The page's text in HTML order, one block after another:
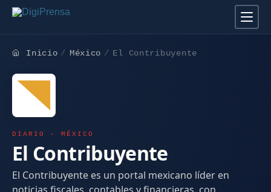
Inicio México El Contribuyente
DIARIO · MÉXICO
El Contribuyente
El Contribuyente es un portal mexicano líder en